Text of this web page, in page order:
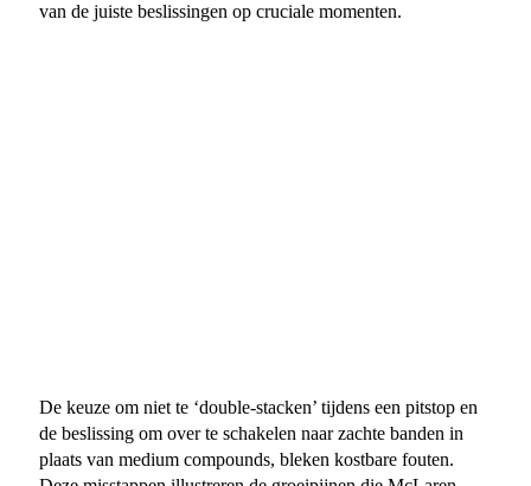
van de juiste beslissingen op cruciale momenten.
De keuze om niet te ‘double-stacken’ tijdens een pitstop en
de beslissing om over te schakelen naar zachte banden in
plaats van medium compounds, bleken kostbare fouten.